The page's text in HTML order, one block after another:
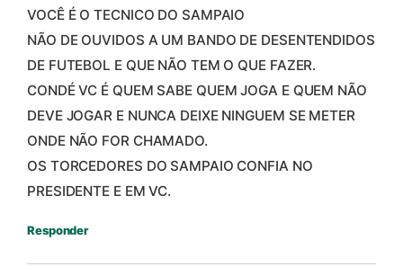
VOCÊ É O TECNICO DO SAMPAIO
NÃO DE OUVIDOS A UM BANDO DE DESENTENDIDOS
DE FUTEBOL E QUE NÃO TEM O QUE FAZER.
CONDÉ VC É QUEM SABE QUEM JOGA E QUEM NÃO
DEVE JOGAR E NUNCA DEIXE NINGUEM SE METER
ONDE NÃO FOR CHAMADO.
OS TORCEDORES DO SAMPAIO CONFIA NO
PRESIDENTE E EM VC.
Responder